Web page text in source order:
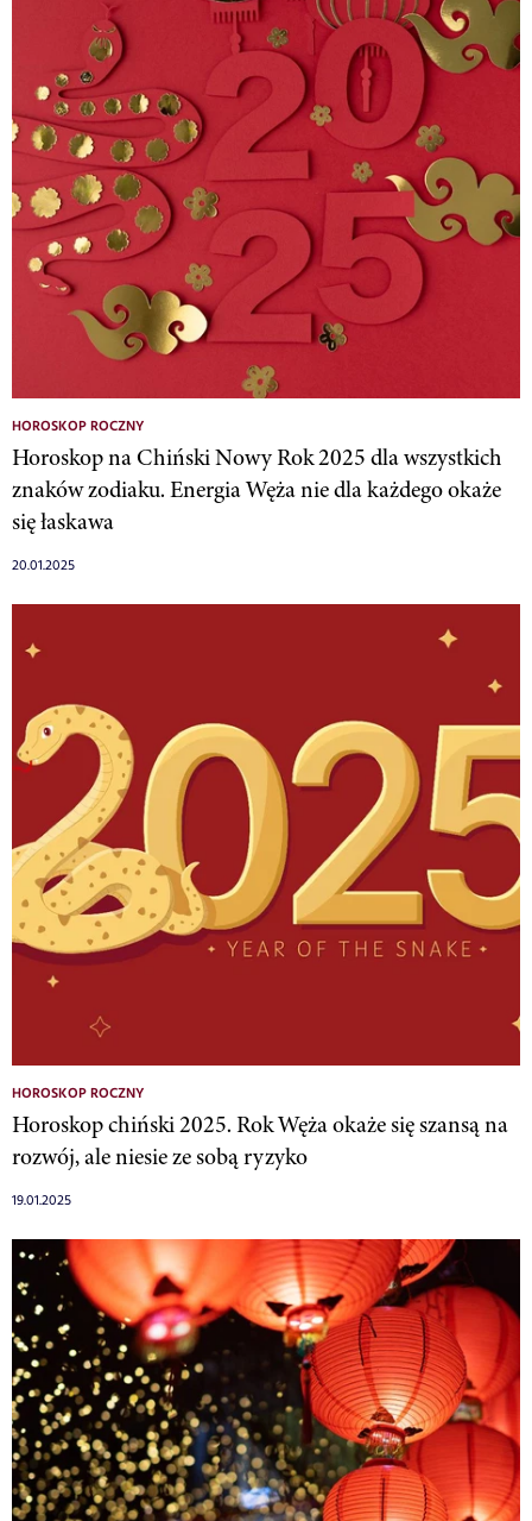
HOROSKOP ROCZNY
Horoskop na Chiński Nowy Rok 2025 dla wszystkich
znaków zodiaku. Energia Węża nie dla każdego okaże
się łaskawa
20.01.2025
HOROSKOP ROCZNY
Horoskop chiński 2025. Rok Węża okaże się szansą na
rozwój, ale niesie ze sobą ryzyko
19.01.2025